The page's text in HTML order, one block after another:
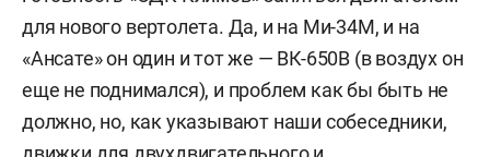
для нового вертолета. Да, и на Ми-34М, и на
«Ансате» он один и тот же — ВК-650В (в воздух он
еще не поднимался), и проблем как бы быть не
должно, но, как указывают наши собеседники,